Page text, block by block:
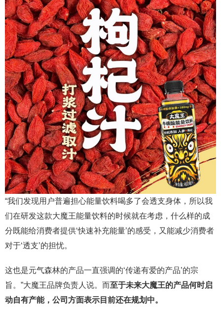
“我们发现用户普遍担心能量饮料喝多了会透支身体，所以我
们在研发这款大魔王能量饮料的时候就在考虑，什么样的成
分既能给消费者提供‘快速补充能量’的感受，又能减少消费者
对于‘透支’的担忧。
这也是元气森林的产品一直强调的‘传递有爱的产品’的宗
旨。”大魔王品牌负责人说。而至于未来大魔王的产品何时启
动自有产能，公司方面表示目前还在规划中。